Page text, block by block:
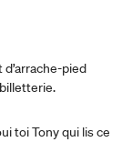
pied
toi Tony qui lis ce